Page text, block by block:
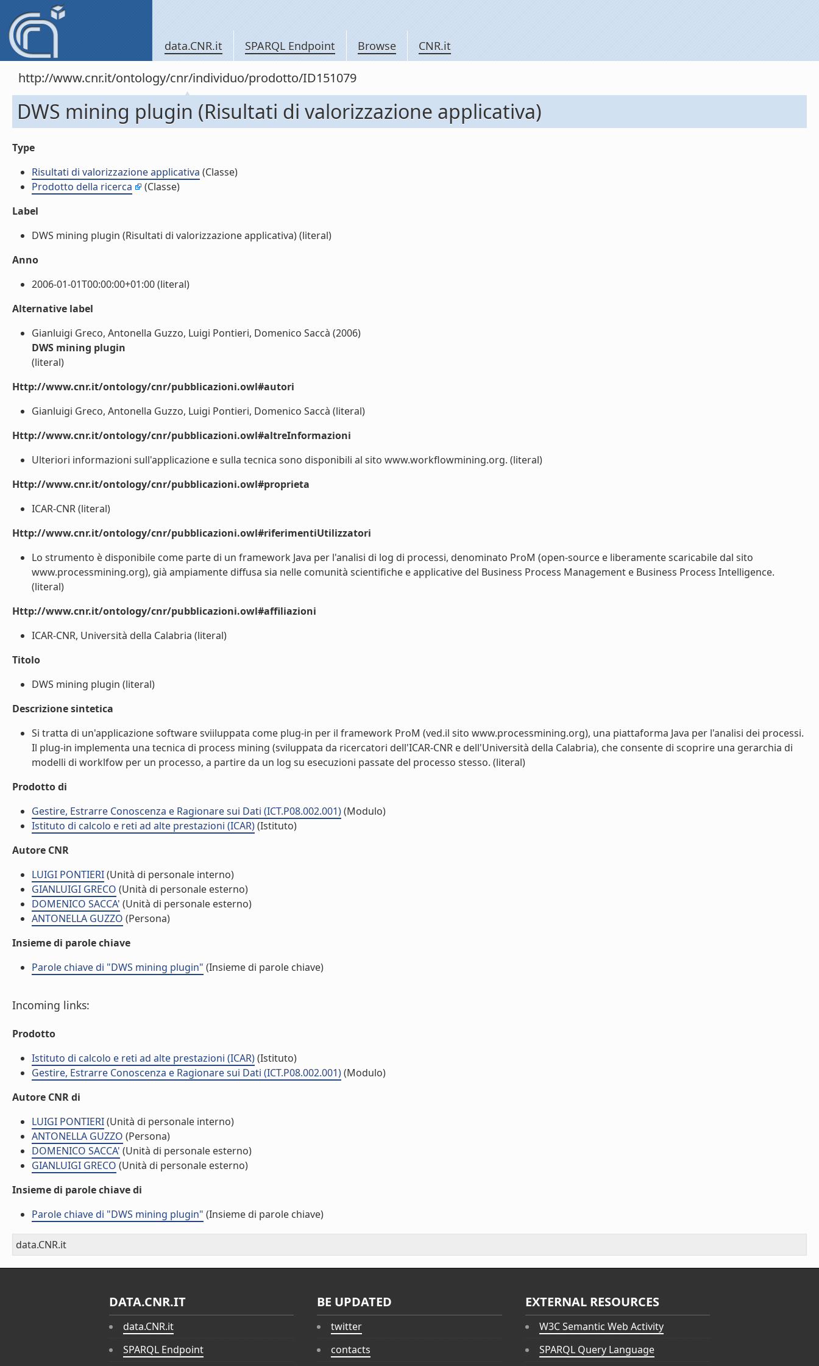
data.CNR.it SPARQL Endpoint Browse CNR.it
http://www.cnr.it/ontology/cnr/individuo/prodotto/ID151079
DWS mining plugin (Risultati di valorizzazione applicativa)
Type
Risultati di valorizzazione applicativa (Classe)
Prodotto della ricerca
(Classe)
Label
DWS mining plugin (Risultati di valorizzazione applicativa) (literal)
Anno
2006-01-01T00:00:00+01:00 (literal)
Alternative label
Gianluigi Greco, Antonella Guzzo, Luigi Pontieri, Domenico Saccà (2006)
DWS mining plugin
(literal)
Http://www.cnr.it/ontology/cnr/pubblicazioni.owl#autori
Gianluigi Greco, Antonella Guzzo, Luigi Pontieri, Domenico Saccà (literal)
Http://www.cnr.it/ontology/cnr/pubblicazioni.owl#altreInformazioni
Ulteriori informazioni sull'applicazione e sulla tecnica sono disponibili al sito www.workflowmining.org. (literal)
Http://www.cnr.it/ontology/cnr/pubblicazioni.owl#proprieta
ICAR-CNR (literal)
Http://www.cnr.it/ontology/cnr/pubblicazioni.owl#riferimentiUtilizzatori
Lo strumento è disponibile come parte di un framework Java per l'analisi di log di processi, denominato ProM (open-source e liberamente scaricabile dal sito
www.processmining.org), già ampiamente diffusa sia nelle comunità scientifiche e applicative del Business Process Management e Business Process Intelligence.
(literal)
Http://www.cnr.it/ontology/cnr/pubblicazioni.owl#affiliazioni
ICAR-CNR, Università della Calabria (literal)
Titolo
DWS mining plugin (literal)
Descrizione sintetica
Si tratta di un'applicazione software sviiluppata come plug-in per il framework ProM (ved.il sito www.processmining.org), una piattaforma Java per l'analisi dei processi.
Il plug-in implementa una tecnica di process mining (sviluppata da ricercatori dell'ICAR-CNR e dell'Università della Calabria), che consente di scoprire una gerarchia di
modelli di worklfow per un processo, a partire da un log su esecuzioni passate del processo stesso. (literal)
Prodotto di
Gestire, Estrarre Conoscenza e Ragionare sui Dati (ICT.P08.002.001)(Modulo)
Istituto di calcolo e reti ad alte prestazioni (ICAR)(Istituto)
Autore CNR
LUIGI PONTIERI(Unità di personale interno)
GIANLUIGI GRECO (Unità di personale esterno)
DOMENICO SACCA' (Unità di personale esterno)
ANTONELLA GUZZO (Persona)
Insieme di parole chiave
Parole chiave di "DWS mining plugin" (Insieme di parole chiave)
Incoming links:
Prodotto
Istituto di calcolo e reti ad alte prestazioni (ICAR)(Istituto)
Gestire, Estrarre Conoscenza e Ragionare sui Dati (ICT.P08.002.001)(Modulo)
Autore CNR di
LUIGI PONTIERI(Unità di personale interno)
ANTONELLA GUZZO (Persona)
DOMENICO SACCA' (Unità di personale esterno)
GIANLUIGI GRECO (Unità di personale esterno)
Insieme di parole chiave di
Parole chiave di "DWS mining plugin" (Insieme di parole chiave)
data.CNR.it
DATA.CNR.IT
data.CNR.it
SPARQL Endpoint
BE UPDATED
twitter
contacts
EXTERNAL RESOURCES
W3C Semantic Web Activity
SPARQL Query Language